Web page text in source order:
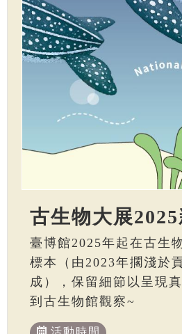
古生物大展
臺博館2025年起在古生
標本（由2023年擱淺於
成），保留細節以呈現
到古生物館觀察~